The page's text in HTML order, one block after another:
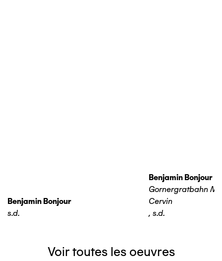
Benjamin Bonjour
s.d.
Benjamin Bonjour
Gornergratbahn
Cervin
, s.d.
Voir toutes les oeuvres